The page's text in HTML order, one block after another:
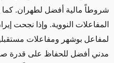
شروطاً مالية أفضل لطهران. كما
المفاعلات النووية. وإذا نجحت
لمفاعل بوشهر ومفاعلات
مدني أفضل للحفاظ على قدرة